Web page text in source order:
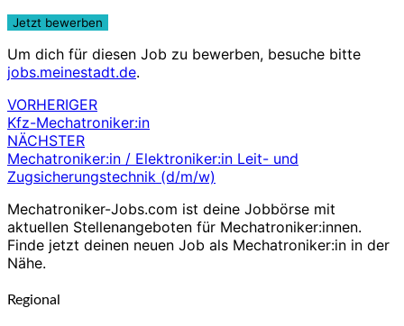
Um dich für diesen Job zu bewerben, besuche bitte
jobs.meinestadt.de.
Beitragsnavigation
VORHERIGER
Kfz-Mechatroniker:in
NÄCHSTER
Mechatroniker:in / Elektroniker:in Leit- und
Zugsicherungstechnik (d/m/w)
Mechatroniker-Jobs.com ist deine Jobbörse mit
aktuellen Stellenangeboten für Mechatroniker:innen.
Finde jetzt deinen neuen Job als Mechatroniker:in in der
Nähe.
Regional